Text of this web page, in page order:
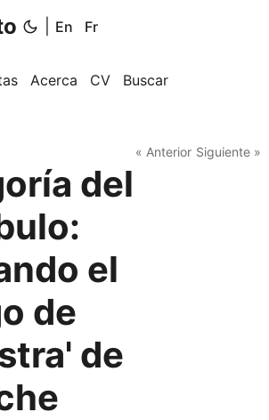
En Fr
Acerca CV Buscar
« Anterior Siguiente »
del
el
de
de